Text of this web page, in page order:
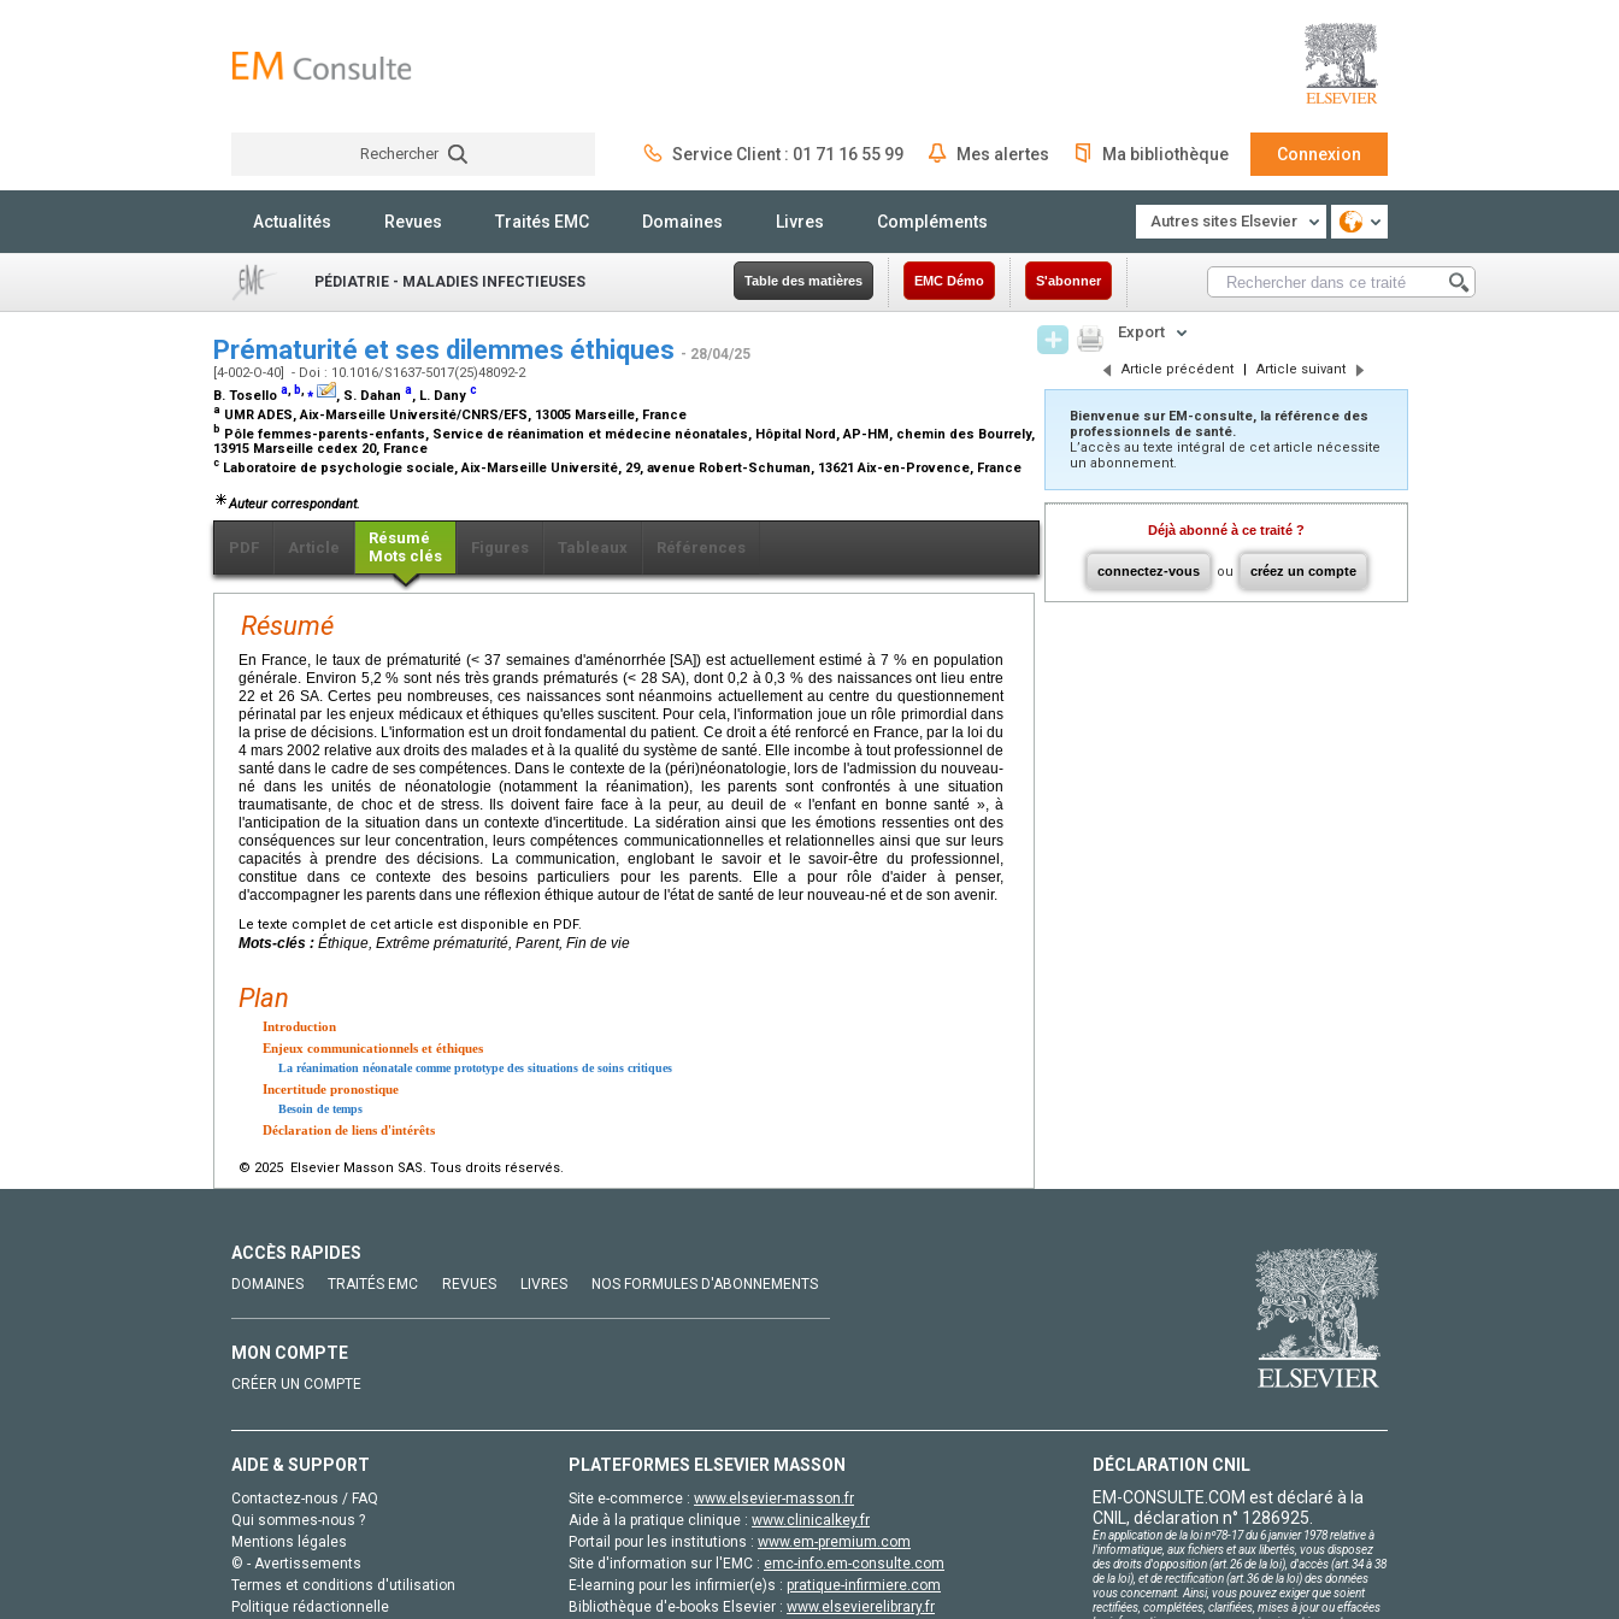
Rechercher Service Client : 01 71 16 55 99 Mes alertes Ma bibliothèque Connexion
Actualités Revues Traités EMC Domaines Livres Compléments Autres sites Elsevier
PÉDIATRIE - MALADIES INFECTIEUSES Table des matières EMC Démo S'abonner
Prématurité et ses dilemmes éthiques - 28/04/25
[4-002-O-40] - Doi : 10.1016/S1637-5017(25)48092-2
B. Tosello a, b,⁎ , S. Dahan a, L. Dany c
a UMR ADES, Aix-Marseille Université/CNRS/EFS, 13005 Marseille, France
b Pôle femmes-parents-enfants, Service de réanimation et médecine néonatales, Hôpital Nord, AP-HM, chemin des Bourrely,
13915 Marseille cedex 20, France
c Laboratoire de psychologie sociale, Aix-Marseille Université, 29, avenue Robert-Schuman, 13621 Aix-en-Provence, France
Auteur correspondant.
PDF Article
Résumé
Mots clés
Figures Tableaux Références
Résumé
En France, le taux de prématurité (< 37 semaines d'aménorrhée [SA]) est actuellement estimé à 7 % en population
générale. Environ 5,2 % sont nés très grands prématurés (< 28 SA), dont 0,2 à 0,3 % des naissances ont lieu entre
22 et 26 SA. Certes peu nombreuses, ces naissances sont néanmoins actuellement au centre du questionnement
périnatal par les enjeux médicaux et éthiques qu'elles suscitent. Pour cela, l'information joue un rôle primordial dans
la prise de décisions. L'information est un droit fondamental du patient. Ce droit a été renforcé en France, par la loi du
4 mars 2002 relative aux droits des malades et à la qualité du système de santé. Elle incombe à tout professionnel de
santé dans le cadre de ses compétences. Dans le contexte de la (péri)néonatologie, lors de l'admission du nouveau-
né dans les unités de néonatologie (notamment la réanimation), les parents sont confrontés à une situation
traumatisante, de choc et de stress. Ils doivent faire face à la peur, au deuil de « l'enfant en bonne santé », à
l'anticipation de la situation dans un contexte d'incertitude. La sidération ainsi que les émotions ressenties ont des
conséquences sur leur concentration, leurs compétences communicationnelles et relationnelles ainsi que sur leurs
capacités à prendre des décisions. La communication, englobant le savoir et le savoir-être du professionnel,
constitue dans ce contexte des besoins particuliers pour les parents. Elle a pour rôle d'aider à penser,
d'accompagner les parents dans une réflexion éthique autour de l'état de santé de leur nouveau-né et de son avenir.
Le texte complet de cet article est disponible en PDF.
Mots-clés : Éthique, Extrême prématurité, Parent, Fin de vie
Plan
Introduction
Enjeux communicationnels et éthiques
La réanimation néonatale comme prototype des situations de soins critiques
Incertitude pronostique
Besoin de temps
Déclaration de liens d'intérêts
© 2025 Elsevier Masson SAS. Tous droits réservés.
Export
Article précédent | Article suivant
Bienvenue sur EM-consulte, la référence des
professionnels de santé.
L’accès au texte intégral de cet article nécessite
un abonnement.
Déjà abonné à ce traité ?
connectez-vous ou créez un compte
ACCÈS RAPIDES
DOMAINES TRAITÉS EMC REVUES LIVRES NOS FORMULES D'ABONNEMENTS
MON COMPTE
CRÉER UN COMPTE
AIDE & SUPPORT
Contactez-nous / FAQ
Qui sommes-nous ?
Mentions légales
© - Avertissements
Termes et conditions d'utilisation
Politique rédactionnelle
PLATEFORMES ELSEVIER MASSON
Site e-commerce : www.elsevier-masson.fr
Aide à la pratique clinique : www.clinicalkey.fr
Portail pour les institutions : www.em-premium.com
Site d'information sur l'EMC : emc-info.em-consulte.com
E-learning pour les infirmier(e)s : pratique-infirmiere.com
Bibliothèque d'e-books Elsevier : www.elsevierelibrary.fr
DÉCLARATION CNIL
EM-CONSULTE.COM est déclaré à la
CNIL, déclaration n° 1286925.
En application de la loi nº78-17 du 6 janvier 1978 relative à
l'informatique, aux fichiers et aux libertés, vous disposez
des droits d'opposition (art.26 de la loi), d'accès (art.34 à 38
de la loi), et de rectification (art.36 de la loi) des données
vous concernant. Ainsi, vous pouvez exiger que soient
rectifiées, complétées, clarifiées, mises à jour ou effacées